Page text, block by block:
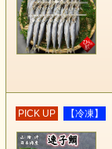
PICK UP 【冷凍】